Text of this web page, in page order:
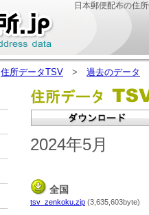
日本郵便配布の住
住所データTSV > 過去のデータ
2024年5月
全国
tsv_zenkoku.zip (3,635,603byte)